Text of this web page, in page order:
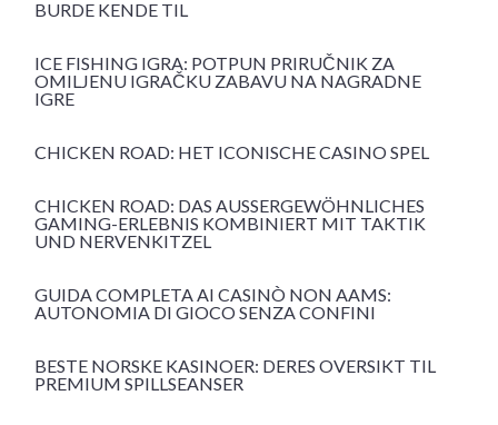
BURDE KENDE TIL
ICE FISHING IGRA: POTPUN PRIRUČNIK ZA
OMILJENU IGRAČKU ZABAVU NA NAGRADNE
IGRE
CHICKEN ROAD: HET ICONISCHE CASINO SPEL
CHICKEN ROAD: DAS AUSSERGEWÖHNLICHES G
AMING-ERLEBNIS KOMBINIERT MIT TAKTIK U
ND NERVENKITZEL
GUIDA COMPLETA AI CASINÒ NON AAMS:
AUTONOMIA DI GIOCO SENZA CONFINI
BESTE NORSKE KASINOER: DERES OVERSIKT TIL
PREMIUM SPILLSEANSER